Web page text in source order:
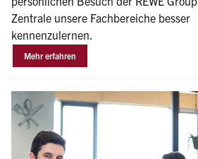
Zentrale unsere Fachbereiche besser
kennenzulernen.
Mehr erfahren